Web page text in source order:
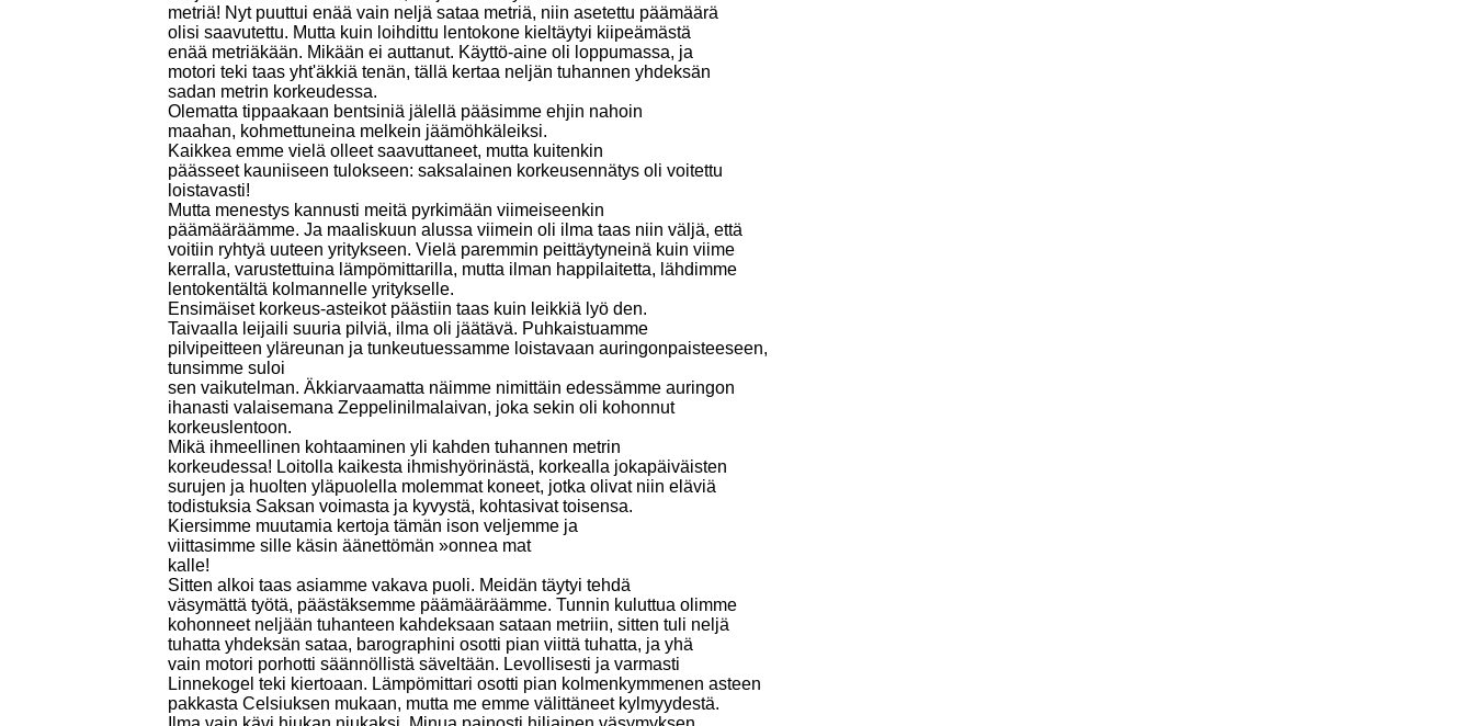
metriä! Nyt puuttui enää vain neljä sataa metriä, niin asetettu päämäärä
olisi saavutettu. Mutta kuin loihdittu lentokone kieltäytyi kiipeämästä
enää metriäkään. Mikään ei auttanut. Käyttö-aine oli loppumassa, ja
motori teki taas yht'äkkiä tenän, tällä kertaa neljän tuhannen yhdeksän
sadan metrin korkeudessa.
Olematta tippaakaan bentsiniä jälellä pääsimme ehjin nahoin
maahan, kohmettuneina melkein jäämöhkäleiksi.
Kaikkea emme vielä olleet saavuttaneet, mutta kuitenkin
päässeet kauniiseen tulokseen: saksalainen korkeusennätys oli voitettu
loistavasti!
Mutta menestys kannusti meitä pyrkimään viimeiseenkin
päämääräämme. Ja maaliskuun alussa viimein oli ilma taas niin väljä, että
voitiin ryhtyä uuteen yritykseen. Vielä paremmin peittäytyneinä kuin viime
kerralla, varustettuina lämpömittarilla, mutta ilman happilaitetta, lähdimme
lentokentältä kolmannelle yritykselle.
Ensimäiset korkeus-asteikot päästiin taas kuin leikkiä lyö den.
Taivaalla leijaili suuria pilviä, ilma oli jäätävä. Puhkaistuamme
pilvipeitteen yläreunan ja tunkeutuessamme loistavaan auringonpaisteeseen,
tunsimme suloi
sen vaikutelman. Äkkiarvaamatta näimme nimittäin edessämme auringon
ihanasti valaisemana Zeppelinilmalaivan, joka sekin oli kohonnut
korkeuslentoon.
Mikä ihmeellinen kohtaaminen yli kahden tuhannen metrin
korkeudessa! Loitolla kaikesta ihmishyörinästä, korkealla jokapäiväisten
surujen ja huolten yläpuolella molemmat koneet, jotka olivat niin eläviä
todistuksia Saksan voimasta ja kyvystä, kohtasivat toisensa.
Kiersimme muutamia kertoja tämän ison veljemme ja
viittasimme sille käsin äänettömän »onnea mat
kalle!
Sitten alkoi taas asiamme vakava puoli. Meidän täytyi tehdä
väsymättä työtä, päästäksemme päämääräämme. Tunnin kuluttua olimme
kohonneet neljään tuhanteen kahdeksaan sataan metriin, sitten tuli neljä
tuhatta yhdeksän sataa, barographini osotti pian viittä tuhatta, ja yhä
vain motori porhotti säännöllistä säveltään. Levollisesti ja varmasti
Linnekogel teki kiertoaan. Lämpömittari osotti pian kolmenkymmenen asteen
pakkasta Celsiuksen mukaan, mutta me emme välittäneet kylmyydestä.